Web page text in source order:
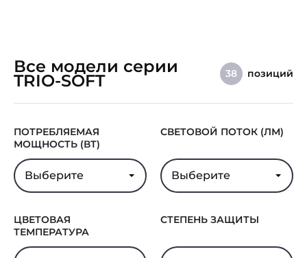
Все модели серии
TRIO-SOFT 38 позиций
ПОТРЕБЛЯЕМАЯ
МОЩНОСТЬ (ВТ)
Выберите
СВЕТОВОЙ ПОТОК (ЛМ)
Выберите
ЦВЕТОВАЯ
ТЕМПЕРАТУРА
СТЕПЕНЬ ЗАЩИТЫ